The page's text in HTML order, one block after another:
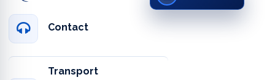
Contact
Transport